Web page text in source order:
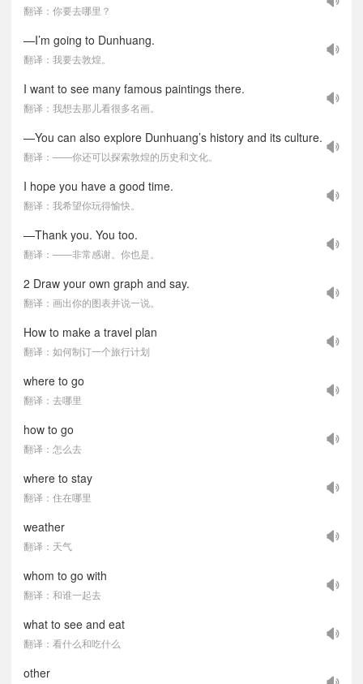
翻译：你要去哪里？
—I’m going to Dunhuang.
翻译：我要去敦煌。
I want to see many famous paintings there.
翻译：我想去那儿看很多名画。
—You can also explore Dunhuang’s history and its culture.
翻译：——你还可以探索敦煌的历史和文化。
I hope you have a good time.
翻译：我希望你玩得愉快。
—Thank you. You too.
翻译：——非常感谢。你也是。
2 Draw your own graph and say.
翻译：画出你的图表并说一说。
How to make a travel plan
翻译：如何制订一个旅行计划
where to go
翻译：去哪里
how to go
翻译：怎么去
where to stay
翻译：住在哪里
weather
翻译：天气
whom to go with
翻译：和谁一起去
what to see and eat
翻译：看什么和吃什么
other